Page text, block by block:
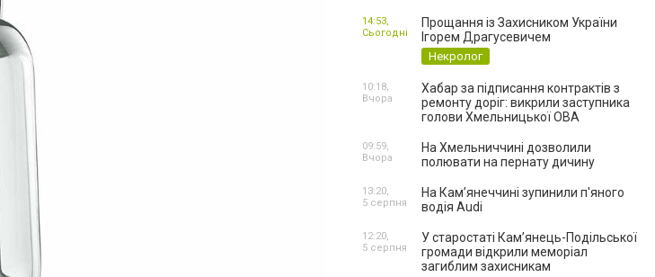
Прощання із Захисником України
Ігорем Драгусевичем
Некролог
14:53,
Сьогодні
Хабар за підписання контрактів з
ремонту доріг: викрили заступника
голови Хмельницької ОВА
10:18,
Вчора
На Хмельниччині дозволили
полювати на пернату дичину
09:59,
Вчора
На Камʼянеччині зупинили п'яного
водія Audi
13:20,
5 серпня
У старостаті Кам’янець-Подільської
громади відкрили меморіал
загиблим захисникам
12:20,
5 серпня